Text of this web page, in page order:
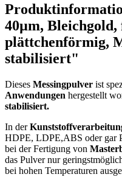
40µm,
plättchenförmig,
stabilisiert"
Dieses Messingpulver ist
Anwendungen hergestellt
stabilisiert.
In der
HDPE, LDPE,ABS oder gar
bei der Fertigung von
das Pulver nur
bei hohen Temperaturen